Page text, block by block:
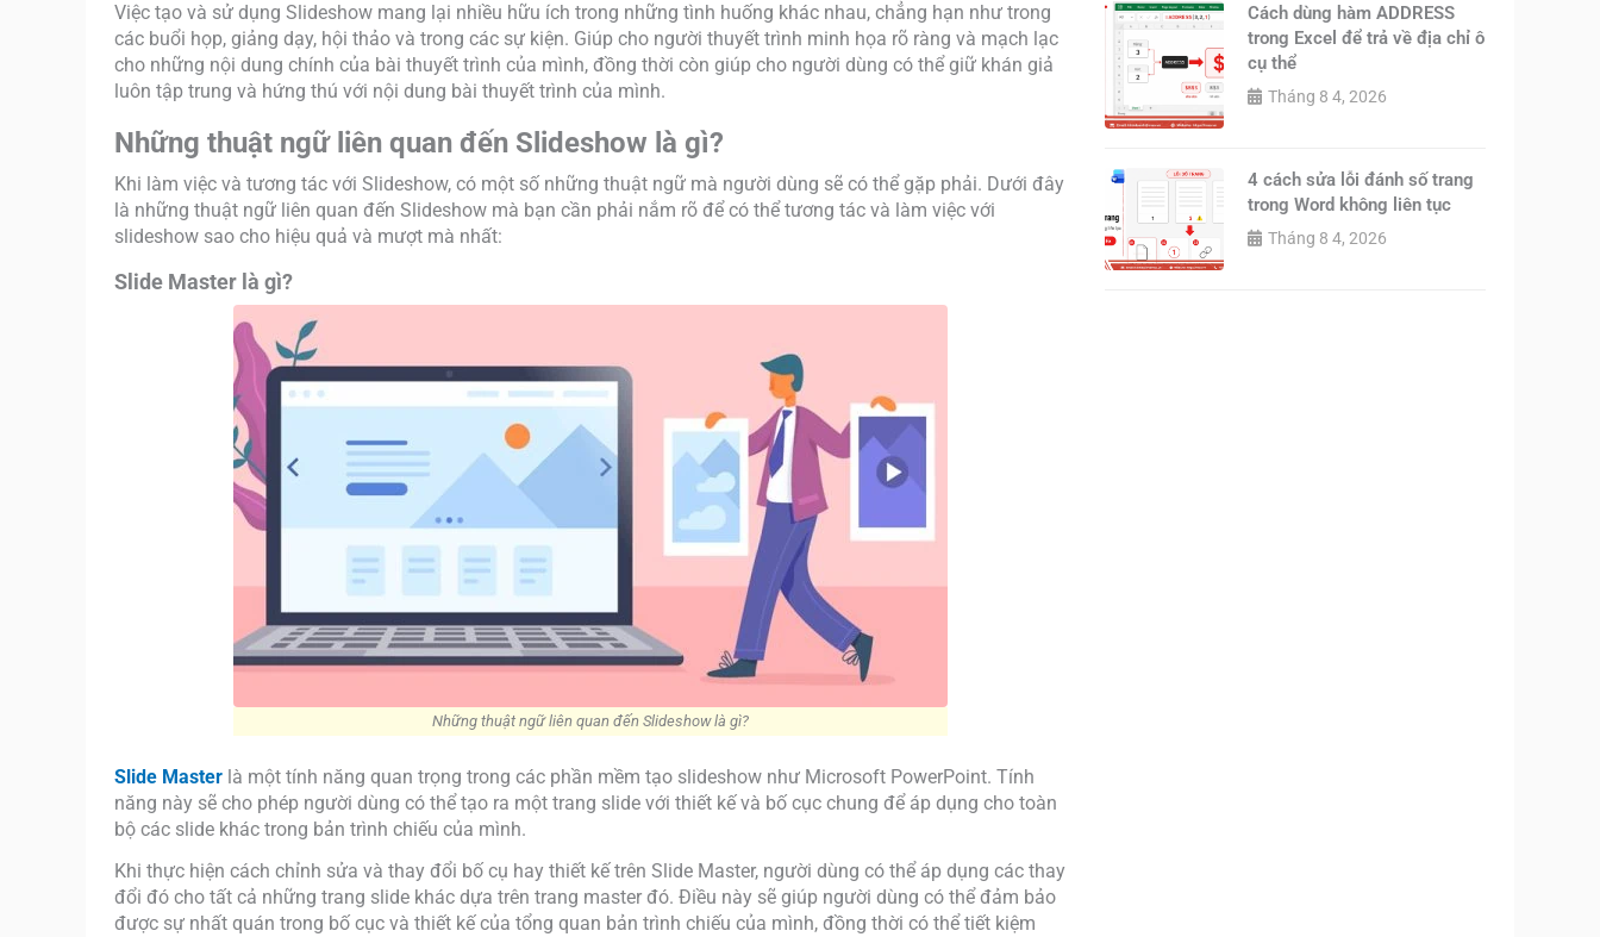
Việc tạo và sử dụng Slideshow mang lại nhiều hữu ích trong những tình huống khác nhau, chẳng hạn như trong
các buổi họp, giảng dạy, hội thảo và trong các sự kiện. Giúp cho người thuyết trình minh họa rõ ràng và mạch lạc
cho những nội dung chính của bài thuyết trình của mình, đồng thời còn giúp cho người dùng có thể giữ khán giả
luôn tập trung và hứng thú với nội dung bài thuyết trình của mình.
Những thuật ngữ liên quan đến Slideshow là gì?
Khi làm việc và tương tác với Slideshow, có một số những thuật ngữ mà người dùng sẽ có thể gặp phải. Dưới đây
là những thuật ngữ liên quan đến Slideshow mà bạn cần phải nắm rõ để có thể tương tác và làm việc với
slideshow sao cho hiệu quả và mượt mà nhất:
Slide Master là gì?
Những thuật ngữ liên quan đến Slideshow là gì?
Slide Master là một tính năng quan trọng trong các phần mềm tạo slideshow như Microsoft PowerPoint. Tính
năng này sẽ cho phép người dùng có thể tạo ra một trang slide với thiết kế và bố cục chung để áp dụng cho toàn
bộ các slide khác trong bản trình chiếu của mình.
Khi thực hiện cách chỉnh sửa và thay đổi bố cụ hay thiết kế trên Slide Master, người dùng có thể áp dụng các thay
đổi đó cho tất cả những trang slide khác dựa trên trang master đó. Điều này sẽ giúp người dùng có thể đảm bảo
được sự nhất quán trong bố cục và thiết kế của tổng quan bản trình chiếu của mình, đồng thời có thể tiết kiệm
Cách dùng hàm ADDRESS
trong Excel để trả về địa chỉ ô
cụ thể
Tháng 8 4, 2026
4 cách sửa lỗi đánh số trang
trong Word không liên tục
Tháng 8 4, 2026